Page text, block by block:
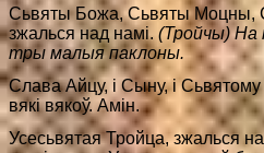
Сьвяты Божа, Сьвяты Моцны,
зжалься над намі. (Тройчы) На
тры малыя паклоны.
Слава Айцу, і Сыну, і Сьвятому
вякі вякоў. Амін.
Усесьвятая Тройца, зжалься